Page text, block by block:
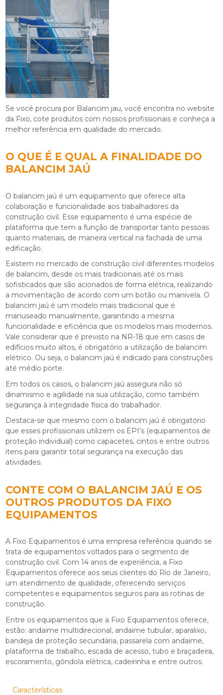
Se você procura por Balancim jau, você encontra no website
da Fixo, cote produtos com nossos profissionais e conheça a
melhor referência em qualidade do mercado.
O QUE É E QUAL A FINALIDADE DO
BALANCIM JAÚ
O balancim jaú é um equipamento que oferece alta
colaboração e funcionalidade aos trabalhadores da
construção civil. Esse equipamento é uma espécie de
plataforma que tem a função de transportar tanto pessoas
quanto materiais, de maneira vertical na fachada de uma
edificação.
Existem no mercado de construção civil diferentes modelos
de balancim, desde os mais tradicionais até os mais
sofisticados que são acionados de forma elétrica, realizando
a movimentação de acordo com um botão ou manivela. O
balancim jaú é um modelo mais tradicional que é
manuseado manualmente, garantindo a mesma
funcionalidade e eficiência que os modelos mais modernos.
Vale considerar que é previsto na NR-18 que em casos de
edifícios muito altos, é obrigatório a utilização de balancim
elétrico. Ou seja, o balancim jaú é indicado para construções
até médio porte.
Em todos os casos, o balancim jaú assegura não só
dinamismo e agilidade na sua utilização, como também
segurança à integridade física do trabalhador.
Destaca-se que mesmo com o balancim jaú é obrigatório
que esses profissionais utilizem os EPI’s (equipamentos de
proteção individual) como capacetes, cintos e entre outros
itens para garantir total segurança na execução das
atividades.
CONTE COM O BALANCIM JAÚ E OS
OUTROS PRODUTOS DA FIXO
EQUIPAMENTOS
A Fixo Equipamentos é uma empresa referência quando se
trata de equipamentos voltados para o segmento de
construção civil. Com 14 anos de experiência, a Fixo
Equipamentos oferece aos seus clientes do Rio de Janeiro,
um atendimento de qualidade, oferecendo serviços
competentes e equipamentos seguros para as rotinas de
construção.
Entre os equipamentos que a Fixo Equipamentos oferece,
estão: andaime multidirecional, andaime tubular, aparalixo,
bandeja de proteção secundária, passarela com andaime,
plataforma de trabalho, escada de acesso, tubo e braçadeira,
escoramento, gôndola elétrica, cadeirinha e entre outros.
Características